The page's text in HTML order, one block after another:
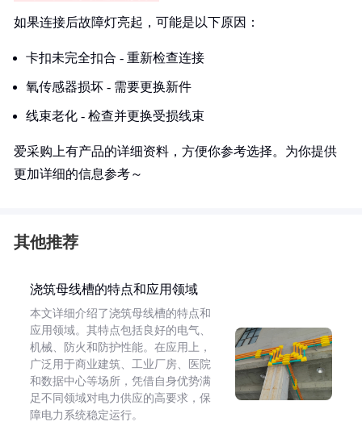
如果连接后故障灯亮起，可能是以下原因：
卡扣未完全扣合 - 重新检查连接
氧传感器损坏 - 需要更换新件
线束老化 - 检查并更换受损线束
爱采购上有产品的详细资料，方便你参考选择。为你提供
更加详细的信息参考～
其他推荐
浇筑母线槽的特点和应用领域
本文详细介绍了浇筑母线槽的特点和
应用领域。其特点包括良好的电气、
机械、防火和防护性能。在应用上，
广泛用于商业建筑、工业厂房、医院
和数据中心等场所，凭借自身优势满
足不同领域对电力供应的高要求，保
障电力系统稳定运行。